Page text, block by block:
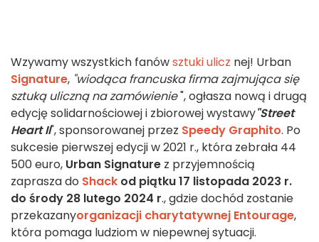
Wzywamy wszystkich fanówsztuki ulicz nej! Urban
Signature, "wiodąca francuska firma zajmująca się
sztuką uliczną na zamówienie", ogłasza nową i drugą
edycję solidarnościowej i zbiorowej wystawy"Street
Heart II", sponsorowanej przez Speedy Graphito. Po
sukcesie pierwszej edycji w 2021 r., która zebrała 44
500 euro, Urban Signature z przyjemnością
zaprasza do Shack od piątku 17 listopada 2023 r.
do środy 28 lutego 2024 r., gdzie dochód zostanie
przekazanyorganizacji charytatywnej Entourage,
która pomaga ludziom w niepewnej sytuacji.